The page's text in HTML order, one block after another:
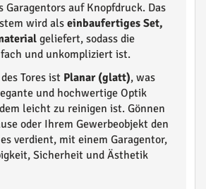
Garagentors auf Knopfdruck. Das
wird als einbaufertiges Set,
geliefert, sodass die
und unkompliziert ist.
Tores ist Planar (glatt), was
und hochwertige Optik
leicht zu reinigen ist. Gönnen
oder Ihrem Gewerbeobjekt den
verdient, mit einem Garagentor,
Sicherheit und Ästhetik